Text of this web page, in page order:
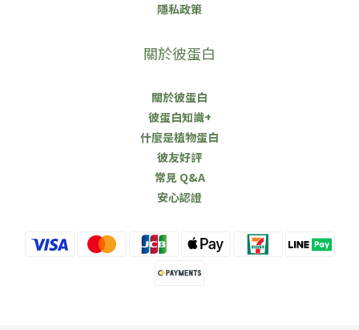
隱私政策
關於彼蛋白
關於彼蛋白
彼蛋白知識+
什麼是植物蛋白
彼友好評
常見 Q&A
安心認證